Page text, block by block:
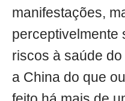
manifestações,
perceptivelmente
riscos à saúde
a China do que